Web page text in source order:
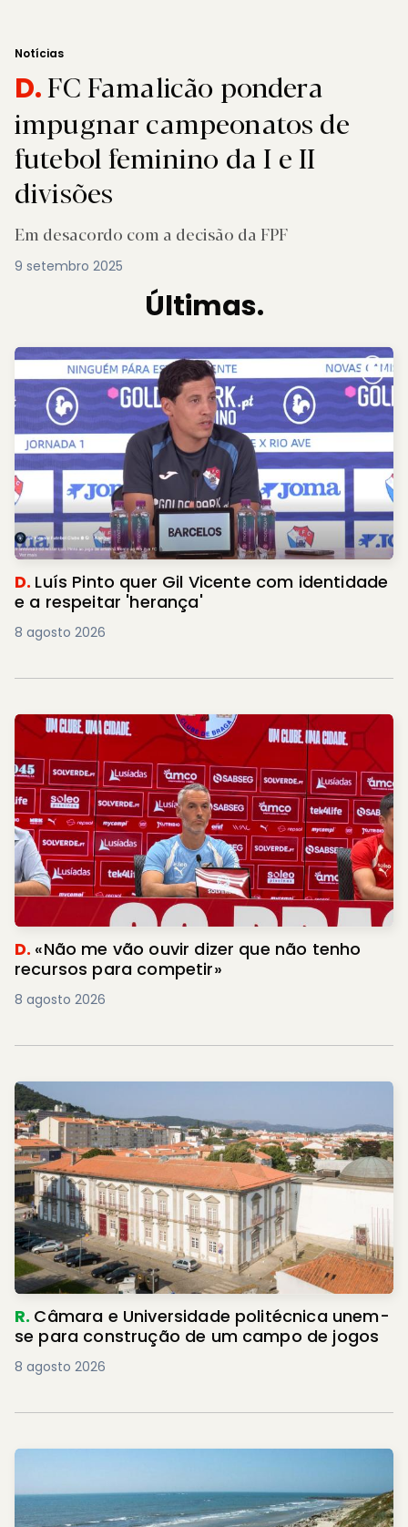
Notícias
D.FC Famalicão pondera
impugnar campeonatos de
futebol feminino da I e II
divisões
Em desacordo com a decisão da FPF
9 setembro 2025
Últimas.
D. Luís Pinto quer Gil Vicente com identidade
e a respeitar 'herança'
8 agosto 2026
D. «Não me vão ouvir dizer que não tenho
recursos para competir»
8 agosto 2026
R. Câmara e Universidade politécnica unem-
se para construção de um campo de jogos
8 agosto 2026